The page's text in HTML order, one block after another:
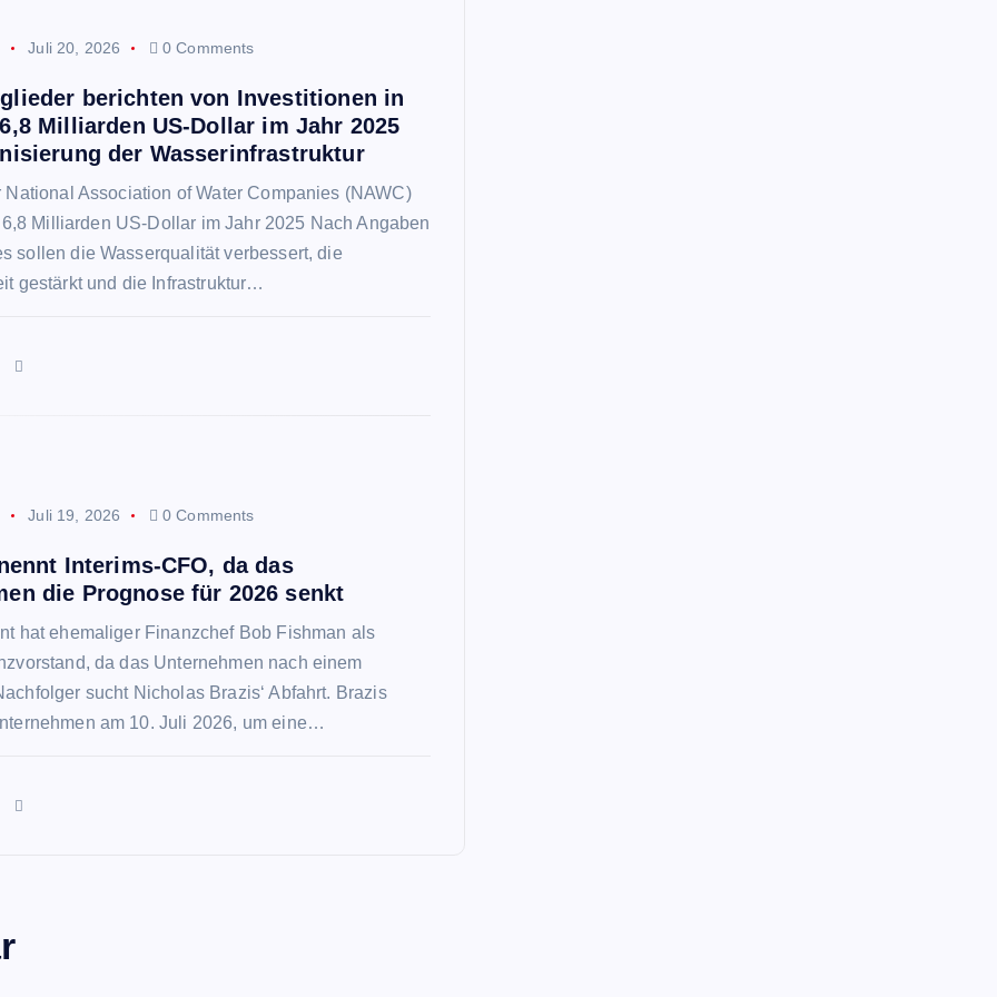
Juli 20, 2026 0 Comments
berichten von Investitionen in
Milliarden US-Dollar im Jahr 2025
der Wasserinfrastruktur
National Association of Water Companies (NAWC)
Milliarden US-Dollar im Jahr 2025 Nach Angaben
sollen die Wasserqualität verbessert, die
gestärkt und die Infrastruktur…
Juli 19, 2026 0 Comments
Interims-CFO, da das
die Prognose für 2026 senkt
hat ehemaliger Finanzchef Bob Fishman als
da das Unternehmen nach einem
sucht Nicholas Brazis‘ Abfahrt. Brazis
am 10. Juli 2026, um eine…